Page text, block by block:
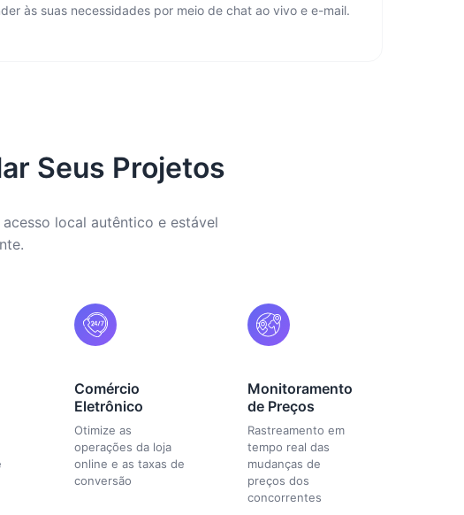
às suas necessidades por meio de chat ao vivo e e-mail.
Seus Projetos
local autêntico e estável
Comércio
Eletrônico
Otimize as
operações da loja
online e as taxas de
conversão
Monitoramento
de Preços
Rastreamento em
tempo real das
mudanças de
preços dos
concorrentes